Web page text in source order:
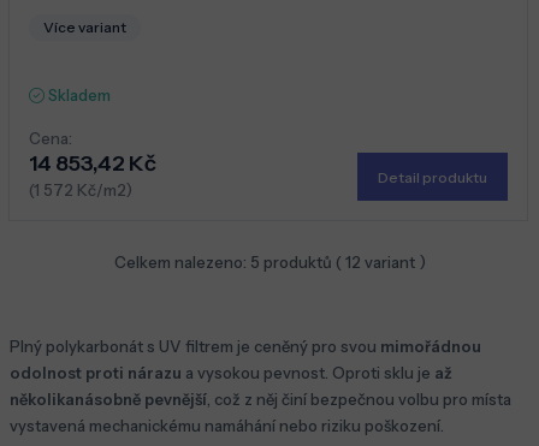
Více variant
Skladem
Cena:
14 853,42 Kč
(1 572 Kč/m2)
Detail produktu
Celkem nalezeno: 5 produktů ( 12 variant )
Plný polykarbonát s UV filtrem je ceněný pro svou mimořádnou
odolnost proti nárazu a vysokou pevnost. Oproti sklu je až
několikanásobně pevnější , což z něj činí bezpečnou volbu pro místa
vystavená mechanickému namáhání nebo riziku poškození.